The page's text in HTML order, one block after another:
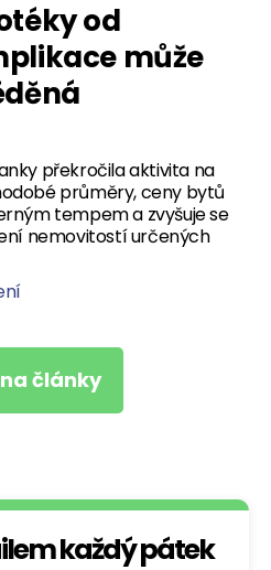
od
může
překročila aktivita na
průměry, ceny bytů
tempem a zvyšuje se
nemovitostí určených
články
každý pátek